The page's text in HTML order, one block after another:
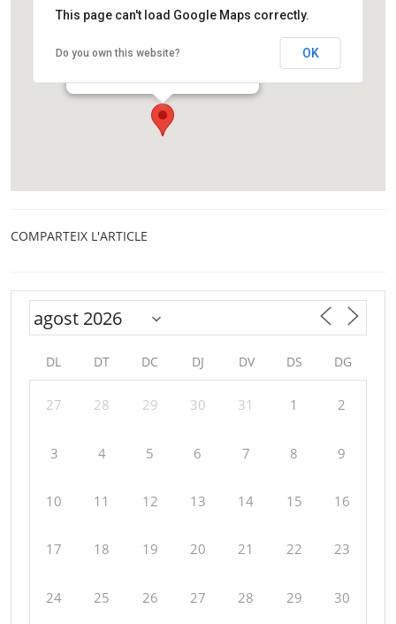
Agrupació Astronòmica de Sabadell
Prat de la Riba, s/n
This page can't load Google Maps correctly.
Do you own this website? OK
COMPARTEIX L'ARTICLE
DL DT DC DJ DV DS DG
27 28 29 30 31 1 2
3 4 5 6 7 8 9
10 11 12 13 14 15 16
17 18 19 20 21 22 23
24 25 26 27 28 29 30